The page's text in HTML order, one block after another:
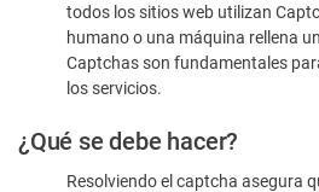
humano
todos los sitios web utilizan
humano o una máquina rellena
Captchas son fundamentales
los servicios.
¿Qué se debe hacer?
Resolviendo el captcha asegura